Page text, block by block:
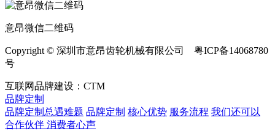
意昂微信二维码
Copyright © 深圳市意昂齿轮机械有限公司 粤ICP备14068780
号
互联网品牌建设：CTM
品牌定制
品牌定制总遇难题 品牌定制 核心优势 服务流程 我们还可以
合作伙伴 ​ 消费者心声